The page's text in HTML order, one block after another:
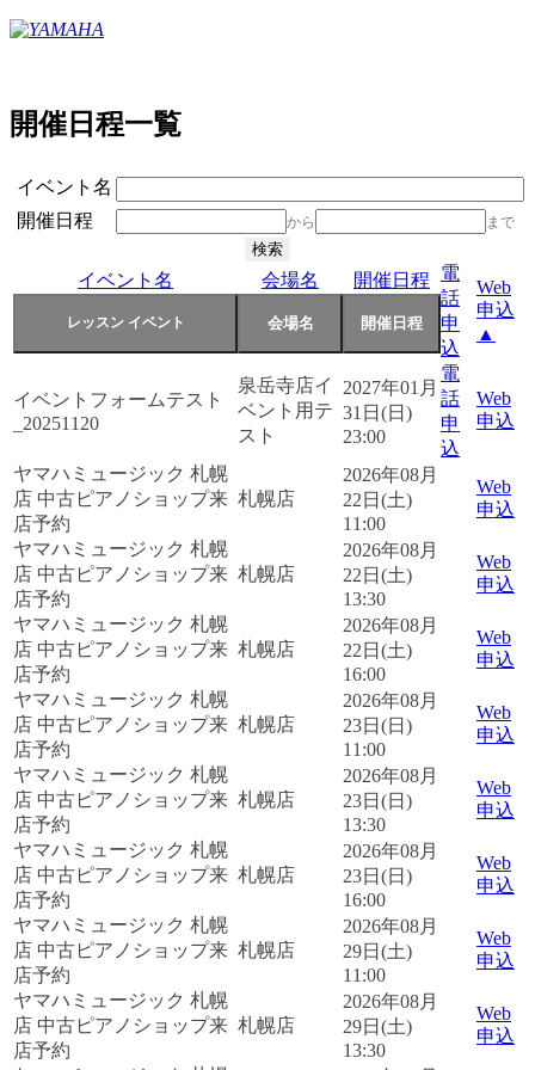
開催日程一覧
イベント名
開催日程
から まで
イベント名 会場名 開催日程
電
話
申
込
Web
申込
▲
イベントフォームテスト
_20251120
泉岳寺店イ
ベント用テ
スト
2027年01月
31日(日)
23:00
電
話
申
込
Web
申込
ヤマハミュージック 札幌
店 中古ピアノショップ来
店予約
札幌店
2026年08月
22日(土)
11:00
Web
申込
ヤマハミュージック 札幌
店 中古ピアノショップ来
店予約
札幌店
2026年08月
22日(土)
13:30
Web
申込
ヤマハミュージック 札幌
店 中古ピアノショップ来
店予約
札幌店
2026年08月
22日(土)
16:00
Web
申込
ヤマハミュージック 札幌
店 中古ピアノショップ来
店予約
札幌店
2026年08月
23日(日)
11:00
Web
申込
ヤマハミュージック 札幌
店 中古ピアノショップ来
店予約
札幌店
2026年08月
23日(日)
13:30
Web
申込
ヤマハミュージック 札幌
店 中古ピアノショップ来
店予約
札幌店
2026年08月
23日(日)
16:00
Web
申込
ヤマハミュージック 札幌
店 中古ピアノショップ来
店予約
札幌店
2026年08月
29日(土)
11:00
Web
申込
ヤマハミュージック 札幌
店 中古ピアノショップ来
店予約
札幌店
2026年08月
29日(土)
13:30
Web
申込